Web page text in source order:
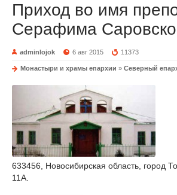
Приход во имя
Серафима
adminlojok 6 авг 2015 11373
Монастыри и храмы епархии » Северный
633456, Новосибирская область, город
11А.